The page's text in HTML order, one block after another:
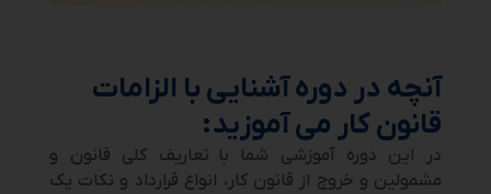
آنچه در دوره آشنایی با الزامات
قانون کار می آموزید:
در این دوره آموزشی شما با تعاریف کلی قانون و
مشمولین و خروج از قانون کار، انواع قرارداد و نکات یک